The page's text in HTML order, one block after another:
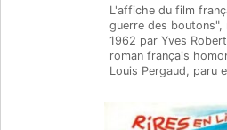
L'affiche du film
guerre des boutons",
1962 par Yves
roman français
Louis Pergaud, paru